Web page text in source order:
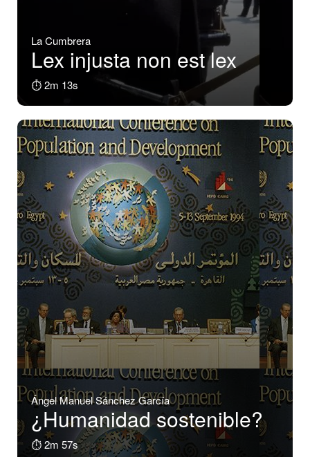
La Cumbrera
Lex injusta non est lex
⏱️ 2m 13s
Ángel Manuel Sánchez García
¿Humanidad sostenible?
⏱️ 2m 57s